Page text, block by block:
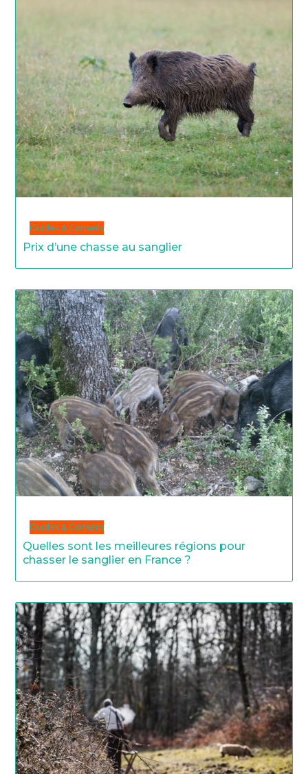
Guides & Conseils
Prix d’une chasse au sanglier
Guides & Conseils
Quelles sont les meilleures régions pour
chasser le sanglier en France ?